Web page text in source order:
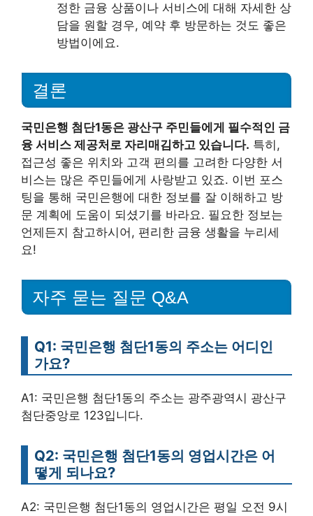
정한 금융 상품이나 서비스에 대해 자세한 상
담을 원할 경우, 예약 후 방문하는 것도 좋은
방법이에요.
결론
국민은행 첨단1동은 광산구 주민들에게 필수적인 금
융 서비스 제공처로 자리매김하고 있습니다. 특히,
접근성 좋은 위치와 고객 편의를 고려한 다양한 서
비스는 많은 주민들에게 사랑받고 있죠. 이번 포스
팅을 통해 국민은행에 대한 정보를 잘 이해하고 방
문 계획에 도움이 되셨기를 바라요. 필요한 정보는
언제든지 참고하시어, 편리한 금융 생활을 누리세
요!
자주 묻는 질문 Q&A
Q1: 국민은행 첨단1동의 주소는 어디인
가요?
A1: 국민은행 첨단1동의 주소는 광주광역시 광산구
첨단중앙로 123입니다.
Q2: 국민은행 첨단1동의 영업시간은 어
떻게 되나요?
A2: 국민은행 첨단1동의 영업시간은 평일 오전 9시